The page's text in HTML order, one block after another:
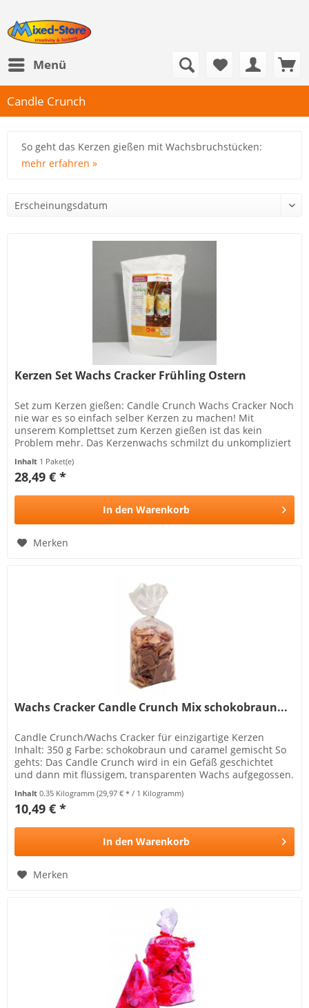
Menü
Candle Crunch
So geht das Kerzen gießen mit Wachsbruchstücken:
mehr erfahren »
Kerzen Set Wachs Cracker Frühling Ostern
Set zum Kerzen gießen: Candle Crunch Wachs Cracker Noch
nie war es so einfach selber Kerzen zu machen! Mit
unserem Komplettset zum Kerzen gießen ist das kein
Problem mehr. Das Kerzenwachs schmilzt du unkompliziert
Inhalt 1 Paket(e)
28,49 € *
In den Warenkorb
Merken
Wachs Cracker Candle Crunch Mix schokobraun...
Candle Crunch/Wachs Cracker für einzigartige Kerzen
Inhalt: 350 g Farbe: schokobraun und caramel gemischt So
gehts: Das Candle Crunch wird in ein Gefäß geschichtet
und dann mit flüssigem, transparenten Wachs aufgegossen.
Inhalt0.35 Kilogramm(29,97 € * / 1 Kilogramm)
10,49 € *
In den Warenkorb
Merken